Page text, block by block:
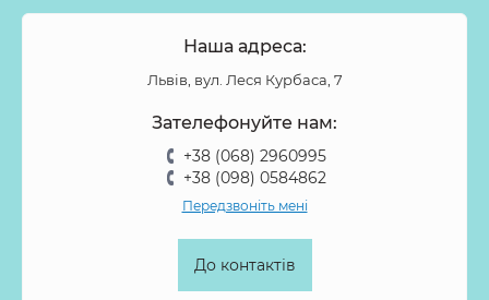
Наша адреса:
Львів, вул. Леся Курбаса, 7
Зателефонуйте нам:
+38 (068) 2960995
+38 (098) 0584862
Передзвоніть мені
До контактів